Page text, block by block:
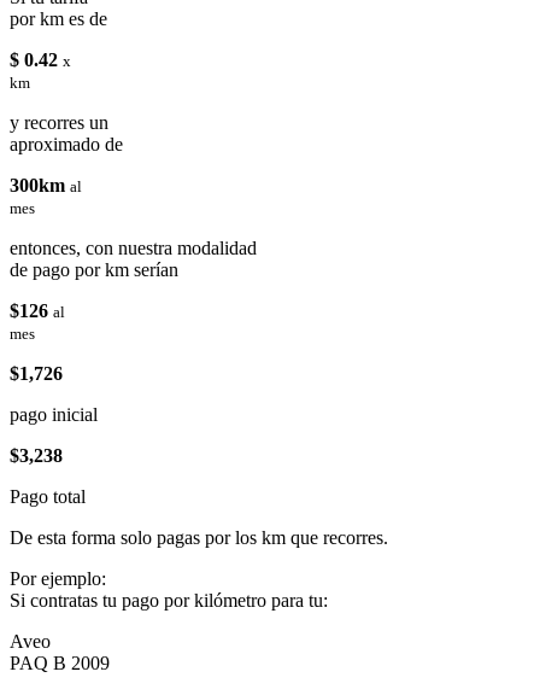
por km es de
$ 0.42 x
km
y recorres un
aproximado de
300km al
mes
entonces, con nuestra modalidad
de pago por km serían
$126 al
mes
$1,726
pago inicial
$3,238
Pago total
De esta forma solo pagas por los km que recorres.
Por ejemplo:
Si contratas tu pago por kilómetro para tu:
Aveo
PAQ B 2009